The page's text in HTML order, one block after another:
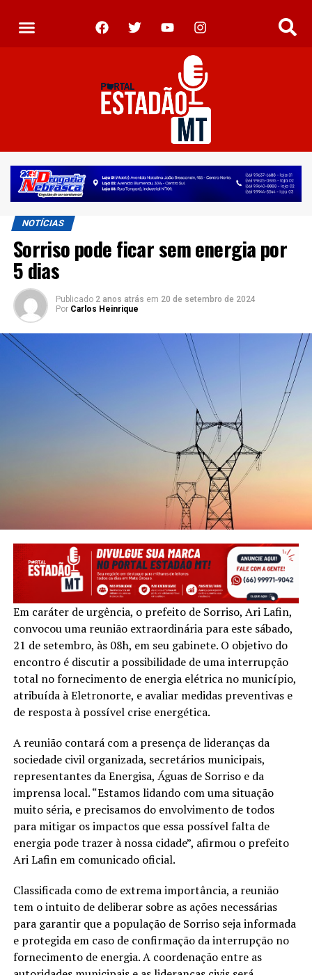
NOTÍCIAS
Sorriso pode ficar sem energia por
5 dias
Publicado 2 anos atrás em 20 de setembro de 2024
Por Carlos Heinrique
Em caráter de urgência, o prefeito de Sorriso, Ari Lafin,
convocou uma reunião extraordinária para este sábado,
21 de setembro, às 08h, em seu gabinete. O objetivo do
encontro é discutir a possibilidade de uma interrupção
total no fornecimento de energia elétrica no município,
atribuída à Eletronorte, e avaliar medidas preventivas e
de resposta à possível crise energética.
A reunião contará com a presença de lideranças da
sociedade civil organizada, secretários municipais,
representantes da Energisa, Águas de Sorriso e da
imprensa local. “Estamos lidando com uma situação
muito séria, e precisamos do envolvimento de todos
para mitigar os impactos que essa possível falta de
energia pode trazer à nossa cidade”, afirmou o prefeito
Ari Lafin em comunicado oficial.
Classificada como de extrema importância, a reunião
tem o intuito de deliberar sobre as ações necessárias
para garantir que a população de Sorriso seja informada
e protegida em caso de confirmação da interrupção no
fornecimento de energia. A coordenação entre as